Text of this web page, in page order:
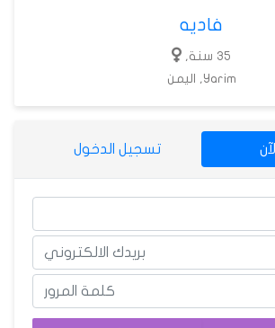
فاديه
35 سنة,
Yarim, اليمن
تسجيل الدخول